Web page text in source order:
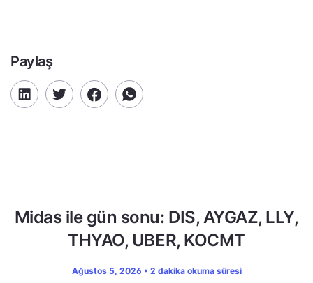
Paylaş
Midas ile gün sonu: DIS, AYGAZ, LLY,
THYAO, UBER, KOCMT
Ağustos 5, 2026 • 2 dakika okuma süresi